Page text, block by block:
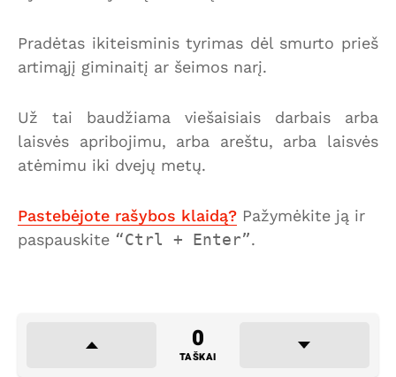
Pradėtas ikiteisminis tyrimas dėl smurto prieš
artimąjį giminaitį ar šeimos narį.
Už tai baudžiama viešaisiais darbais arba
laisvės apribojimu, arba areštu, arba laisvės
atėmimu iki dvejų metų.
Pastebėjote rašybos klaidą? Pažymėkite ją ir
paspauskite
Ctrl + Enter .
0
TAŠKAI